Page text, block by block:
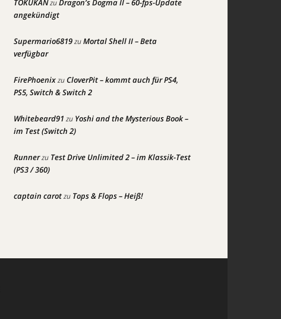
TOKUKANzuDragon’s Dogma II – 60-fps-Update
angekündigt
Supermario6819zuMortal Shell II – Beta
verfügbar
FirePhoenixzuCloverPit – kommt auch für PS4,
PS5, Switch & Switch 2
Whitebeard91 zu Yoshi and the Mysterious Book –
im Test (Switch 2)
Runnerzu Test Drive Unlimited 2 – im Klassik-Test
(PS3 / 360)
captain carotzu Tops & Flops – Heiß!